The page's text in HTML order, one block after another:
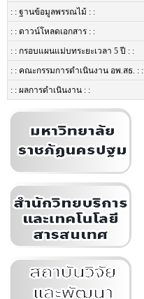
: : ฐานข้อมูลพรรณไม้ : :
: : ดาวน์โหลดเอกสาร : :
: : กรอบแผนแม่บทระยะเวลา 5 ปี : :
: : คณะกรรมการดำเนินงาน อพ.สธ. : :
: : ผลการดำเนินงาน : :